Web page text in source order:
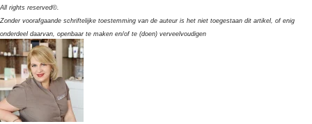
All rights reserved©.
Zonder voorafgaande schriftelijke toestemming van de auteur is het niet toegestaan dit artikel, of enig
onderdeel daarvan, openbaar te maken en/of te (doen) verveelvoudigen